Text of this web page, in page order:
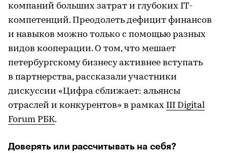
компаний больших затрат и глубоких IT-
компетенций. Преодолеть дефицит финансов
и навыков можно только с помощью разных
видов кооперации. О том, что мешает
петербургскому бизнесу активнее вступать
в партнерства, рассказали участники
дискуссии «Цифра сближает: альянсы
отраслей и конкурентов» в рамках III Digital
Forum РБК.
Доверять или рассчитывать на себя?